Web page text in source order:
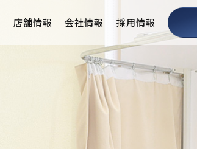
店舗情報 会社情報 採用情報